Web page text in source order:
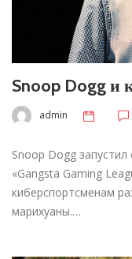
Snoop Dogg и
admin
Snoop Dogg
«Gangsta Gaming
киберспортсменам
марихуаны.…